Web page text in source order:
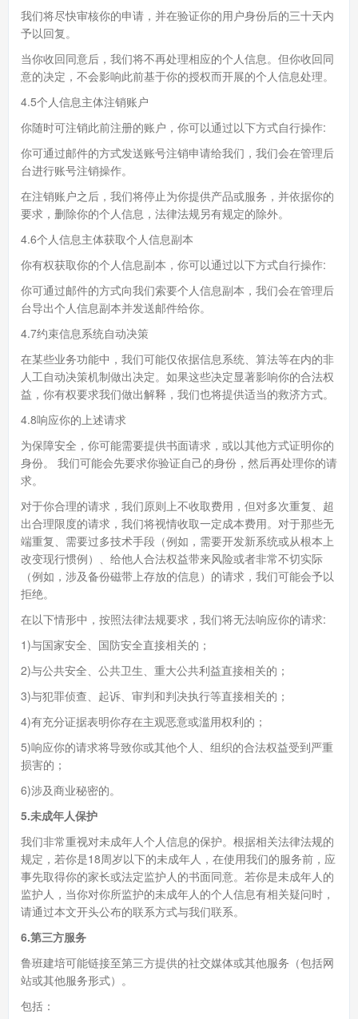
我们将尽快审核你的申请，并在验证你的用户身份后的三十天内
予以回复。
当你收回同意后，我们将不再处理相应的个人信息。但你收回同
意的决定，不会影响此前基于你的授权而开展的个人信息处理。
4.5个人信息主体注销账户
你随时可注销此前注册的账户，你可以通过以下方式自行操作:
你可通过邮件的方式发送账号注销申请给我们，我们会在管理后
台进行账号注销操作。
在注销账户之后，我们将停止为你提供产品或服务，并依据你的
要求，删除你的个人信息，法律法规另有规定的除外。
4.6个人信息主体获取个人信息副本
你有权获取你的个人信息副本，你可以通过以下方式自行操作:
你可通过邮件的方式向我们索要个人信息副本，我们会在管理后
台导出个人信息副本并发送邮件给你。
4.7约束信息系统自动决策
在某些业务功能中，我们可能仅依据信息系统、算法等在内的非
人工自动决策机制做出决定。如果这些决定显著影响你的合法权
益，你有权要求我们做出解释，我们也将提供适当的救济方式。
4.8响应你的上述请求
为保障安全，你可能需要提供书面请求，或以其他方式证明你的
身份。 我们可能会先要求你验证自己的身份，然后再处理你的请
求。
对于你合理的请求，我们原则上不收取费用，但对多次重复、超
出合理限度的请求，我们将视情收取一定成本费用。对于那些无
端重复、需要过多技术手段（例如，需要开发新系统或从根本上
改变现行惯例）、给他人合法权益带来风险或者非常不切实际
（例如，涉及备份磁带上存放的信息）的请求，我们可能会予以
拒绝。
在以下情形中，按照法律法规要求，我们将无法响应你的请求:
1)与国家安全、国防安全直接相关的；
2)与公共安全、公共卫生、重大公共利益直接相关的；
3)与犯罪侦查、起诉、审判和判决执行等直接相关的；
4)有充分证据表明你存在主观恶意或滥用权利的；
5)响应你的请求将导致你或其他个人、组织的合法权益受到严重
损害的；
6)涉及商业秘密的。
5.未成年人保护
我们非常重视对未成年人个人信息的保护。根据相关法律法规的
规定，若你是18周岁以下的未成年人，在使用我们的服务前，应
事先取得你的家长或法定监护人的书面同意。若你是未成年人的
监护人，当你对你所监护的未成年人的个人信息有相关疑问时，
请通过本文开头公布的联系方式与我们联系。
6.第三方服务
鲁班建培可能链接至第三方提供的社交媒体或其他服务（包括网
站或其他服务形式）。
包括：